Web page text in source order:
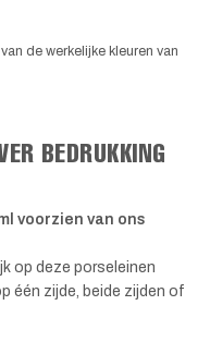
de werkelijke kleuren van
BEDRUKKING
voorzien van ons
op deze porseleinen
één zijde, beide zijden of